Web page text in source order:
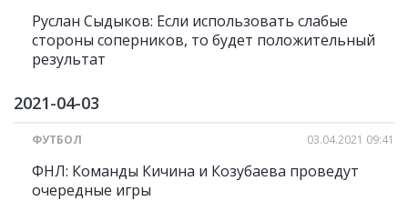
Руслан Сыдыков: Если использовать слабые
стороны соперников, то будет положительный
результат
2021-04-03
ФУТБОЛ 03.04.2021 09:41
ФНЛ: Команды Кичина и Козубаева проведут
очередные игры